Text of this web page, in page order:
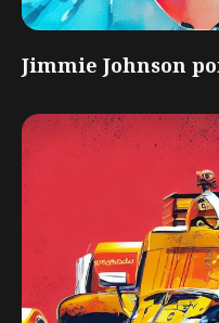
Jimmie Johnson